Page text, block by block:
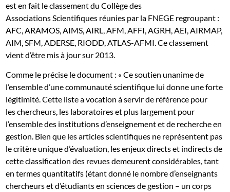
est en fait le classement du Collège des
Associations Scientifiques réunies par la FNEGE regroupant :
AFC, ARAMOS, AIMS, AIRL, AFM, AFFI, AGRH, AEI, AIRMAP,
AIM, SFM, ADERSE, RIODD, ATLAS-AFMI. Ce classement
vient d’être mis à jour sur 2013.
Comme le précise le document : « Ce soutien unanime de
l’ensemble d’une communauté scientifique lui donne une forte
légitimité. Cette liste a vocation à servir de référence pour
les chercheurs, les laboratoires et plus largement pour
l’ensemble des institutions d’enseignement et de recherche en
gestion. Bien que les articles scientifiques ne représentent pas
le critère unique d’évaluation, les enjeux directs et indirects de
cette classification des revues demeurent considérables, tant
en termes quantitatifs (étant donné le nombre d’enseignants
chercheurs et d’étudiants en sciences de gestion – un corps